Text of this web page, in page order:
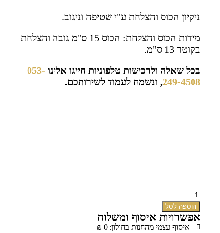
ניקיון הכוס והצלחת ע"י שטיפה וניגוב.
מידות הכוס והצלחת: הכוס 15 ס"מ גובה והצלחת
בקוטר 13 ס"מ.
בכל שאלה ולרכישות טלפוניות חייגו אלינו 053-
249-4508, ונשמח לעמוד לשירותכם.
הוספה לסל
אפשרויות איסוף ומשלוח
איסוף עצמי מהחנות בחולון: 0 ₪